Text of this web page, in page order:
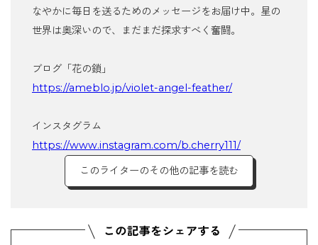
なやかに毎日を送るためのメッセージをお届け中。星の
世界は奥深いので、まだまだ探求すべく奮闘。
ブログ「花の鎖」
https://ameblo.jp/violet-angel-feather/
インスタグラム
https://www.instagram.com/b.cherry111/
このライターのその他の記事を読む